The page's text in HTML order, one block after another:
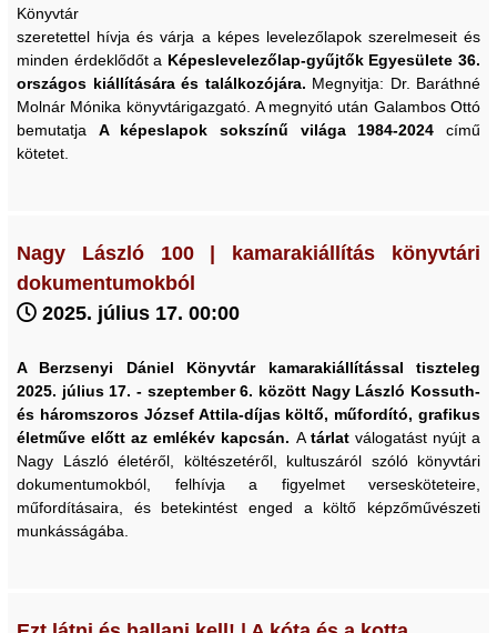
Könyvtár
szeretettel hívja és várja a képes levelezőlapok szerelmeseit és
minden érdeklődőt a Képeslevelezőlap-gyűjtők Egyesülete36.
országos kiállítására és találkozójára. Megnyitja: Dr. Baráthné
Molnár Mónika könyvtárigazgató. A megnyitó után Galambos Ottó
bemutatja A képeslapok sokszínű világa 1984-2024című
kötetet.
Nagy László 100 | kamarakiállítás könyvtári
dokumentumokból
2025. július 17. 00:00
A Berzsenyi Dániel Könyvtár kamarakiállítással tiszteleg
2025. július 17. - szeptember 6. között Nagy László Kossuth-
és háromszoros József Attila-díjas költő, műfordító, grafikus
életműve előtt az emlékév kapcsán. A tárlatválogatást nyújt a
Nagy László életéről, költészetéről, kultuszáról szóló könyvtári
dokumentumokból, felhívja a figyelmet versesköteteire,
műfordításaira, és betekintést enged a költő képzőművészeti
munkásságába.